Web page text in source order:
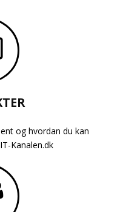
og hvordan du kan
Kanalen.dk